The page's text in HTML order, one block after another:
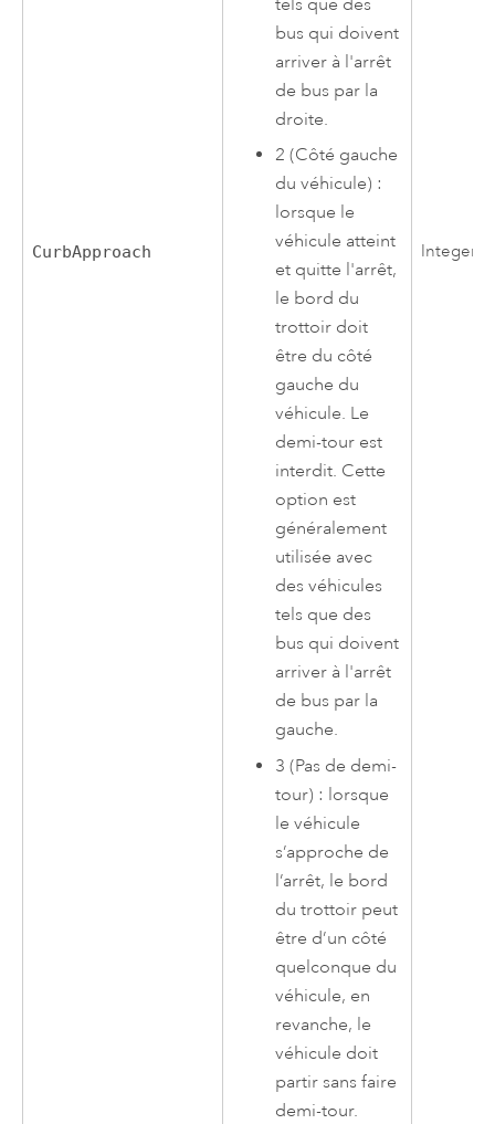
CurbApproach
bus qui doivent
arriver à l'arrêt
de bus par la
droite.
2 (Côté gauche
du véhicule) :
lorsque le
véhicule atteint
et quitte l'arrêt,
le bord du
trottoir doit
être du côté
gauche du
véhicule. Le
demi-tour est
interdit. Cette
option est
généralement
utilisée avec
des véhicules
tels que des
bus qui doivent
arriver à l'arrêt
de bus par la
gauche.
3 (Pas de demi-
tour) : lorsque
le véhicule
s’approche de
l’arrêt, le bord
du trottoir peut
être d’un côté
quelconque du
véhicule, en
revanche, le
véhicule doit
partir sans faire
demi-tour.
Integer